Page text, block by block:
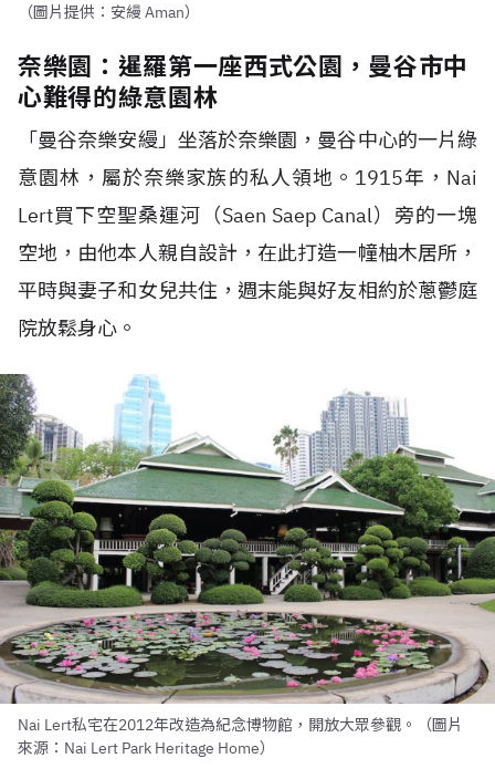
（圖片提供：安縵 Aman）
奈樂園：暹羅第一座西式公園，曼谷市中
心難得的綠意園林
「曼谷奈樂安縵」坐落於奈樂園，曼谷中心的一片綠
意園林，屬於奈樂家族的私人領地。1915年，Nai
Lert買下空聖桑運河（Saen Saep Canal）旁的一塊
空地，由他本人親自設計，在此打造一幢柚木居所，
平時與妻子和女兒共住，週末能與好友相約於蔥鬱庭
院放鬆身心。
Nai Lert私宅在2012年改造為紀念博物館，開放大眾參觀。（圖片
來源：Nai Lert Park Heritage Home）